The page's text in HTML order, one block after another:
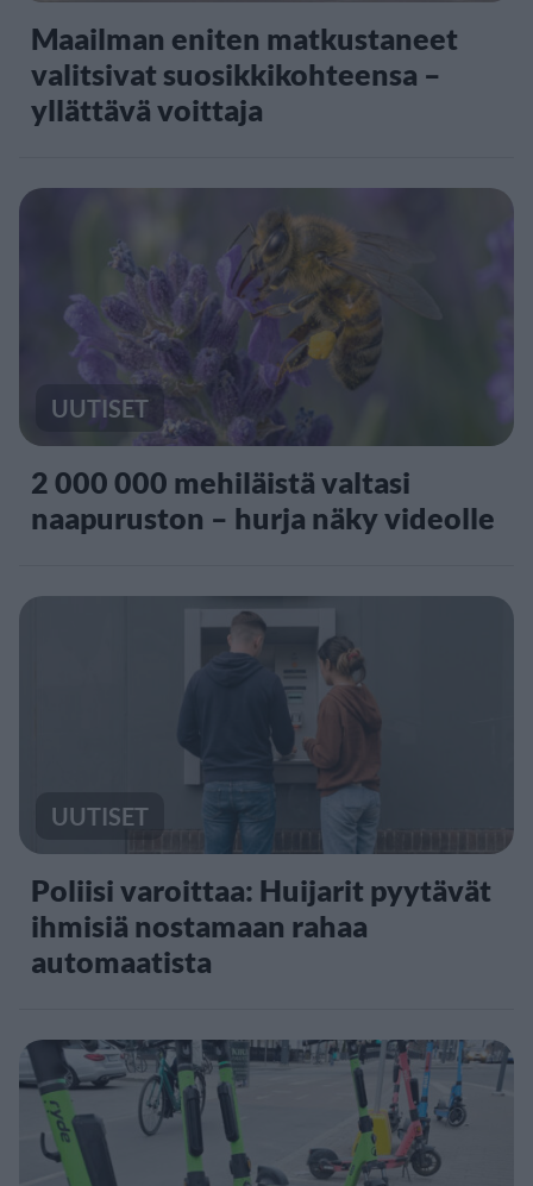
Maailman eniten matkustaneet
valitsivat suosikkikohteensa –
yllättävä voittaja
UUTISET
2 000 000 mehiläistä valtasi
naapuruston – hurja näky videolle
UUTISET
Poliisi varoittaa: Huijarit pyytävät
ihmisiä nostamaan rahaa
automaatista